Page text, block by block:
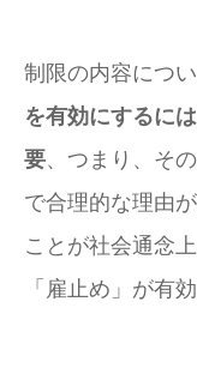
制限の内容につ
を有効にするに
要、つまり、そ
で合理的な理由
ことが社会通念
「雇止め」が有